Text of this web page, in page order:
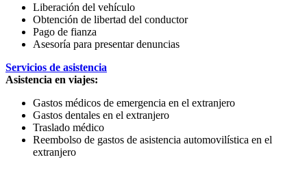
Liberación del vehículo
Obtención de libertad del conductor
Pago de fianza
Asesoría para presentar denuncias
Servicios de asistencia
Asistencia en viajes:
Gastos médicos de emergencia en el extranjero
Gastos dentales en el extranjero
Traslado médico
Reembolso de gastos de asistencia automovilística en el
extranjero